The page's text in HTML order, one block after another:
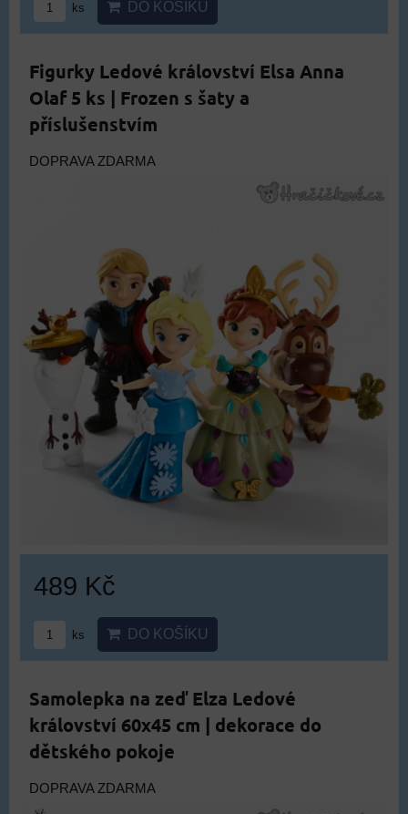
ks DO KOŠÍKU
Figurky Ledové království Elsa Anna
Olaf 5 ks | Frozen s šaty a
příslušenstvím
DOPRAVA ZDARMA
489 Kč
ks DO KOŠÍKU
Samolepka na zeď Elza Ledové
království 60x45 cm | dekorace do
dětského pokoje
DOPRAVA ZDARMA